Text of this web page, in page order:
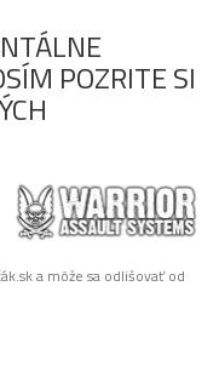
POZRITE SI
a môže sa odlišovať od